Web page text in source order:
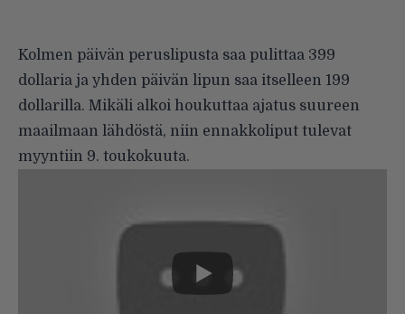
Kolmen päivän peruslipusta saa pulittaa 399
dollaria ja yhden päivän lipun saa itselleen 199
dollarilla. Mikäli alkoi houkuttaa ajatus suureen
maailmaan lähdöstä, niin ennakkoliput tulevat
myyntiin 9. toukokuuta.